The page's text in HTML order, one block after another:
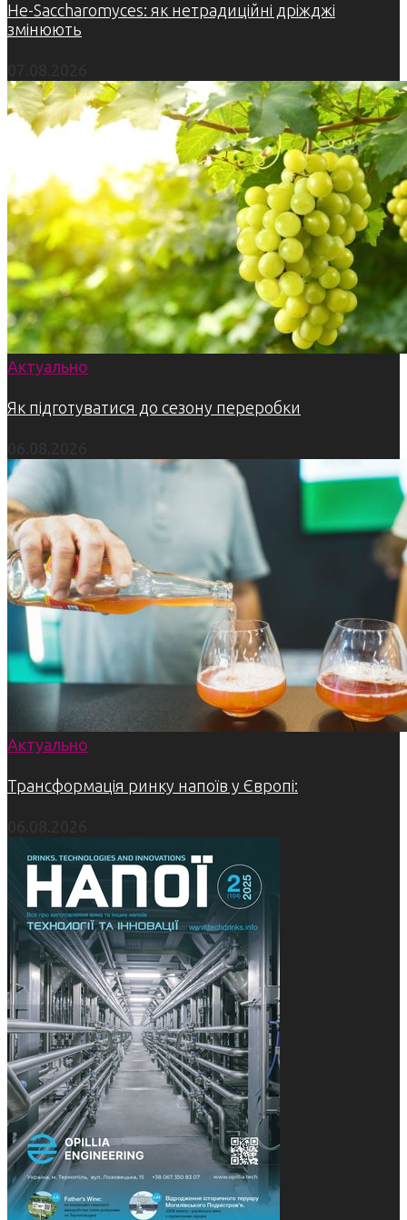
Не-Saccharomyces: як нетрадиційні дріжджі
змінюють
Актуально
Як підготуватися до сезону переробки
Актуально
Трансформація ринку напоїв у Європі: